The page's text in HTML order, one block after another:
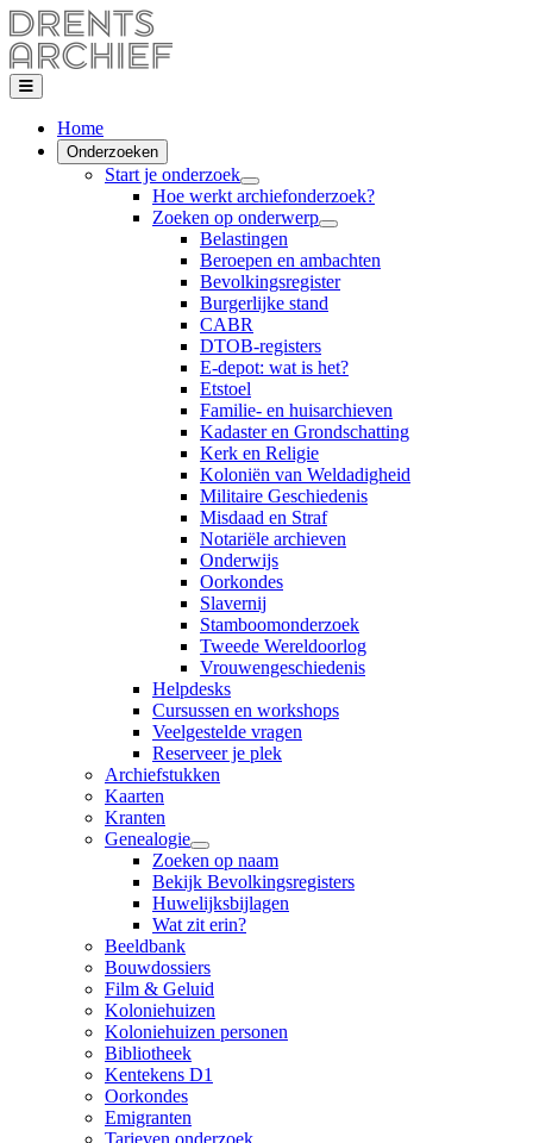
Home
Onderzoeken
Start je onderzoek
Hoe werkt archiefonderzoek?
Zoeken op onderwerp
Belastingen
Beroepen en ambachten
Bevolkingsregister
Burgerlijke stand
CABR
DTOB-registers
E-depot: wat is het?
Etstoel
Familie- en huisarchieven
Kadaster en Grondschatting
Kerk en Religie
Koloniën van Weldadigheid
Militaire Geschiedenis
Misdaad en Straf
Notariële archieven
Onderwijs
Oorkondes
Slavernij
Stamboomonderzoek
Tweede Wereldoorlog
Vrouwengeschiedenis
Helpdesks
Cursussen en workshops
Veelgestelde vragen
Reserveer je plek
Archiefstukken
Kaarten
Kranten
Genealogie
Zoeken op naam
Bekijk Bevolkingsregisters
Huwelijksbijlagen
Wat zit erin?
Beeldbank
Bouwdossiers
Film & Geluid
Koloniehuizen
Koloniehuizen personen
Bibliotheek
Kentekens D1
Oorkondes
Emigranten
Tarieven onderzoek